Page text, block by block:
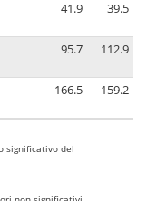
41.9 39.5
95.7 112.9
166.5 159.2
significativo del